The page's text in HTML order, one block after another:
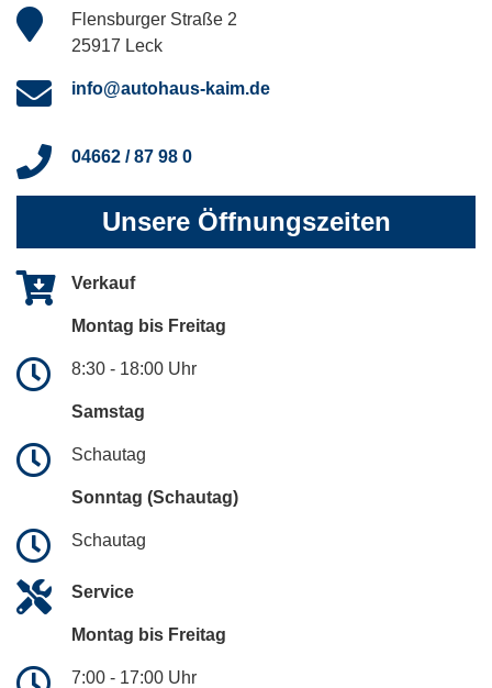
Flensburger Straße 2
25917 Leck
info@autohaus-kaim.de
04662 / 87 98 0
Unsere Öffnungszeiten
Verkauf
Montag bis Freitag
8:30 - 18:00 Uhr
Samstag
Schautag
Sonntag (Schautag)
Schautag
Service
Montag bis Freitag
7:00 - 17:00 Uhr